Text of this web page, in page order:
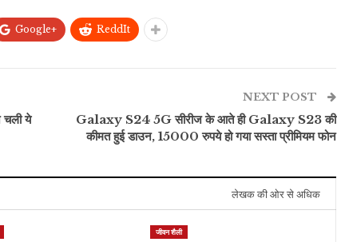
Google+ ReddIt
ये
NEXT POST
Galaxy S24 5G सीरीज के आते ही Galaxy S23 की
कीमत हुई डाउन, 15000 रुपये हो गया सस्ता प्रीमियम फोन
लेखक की ओर से अधिक
जीवन शैली